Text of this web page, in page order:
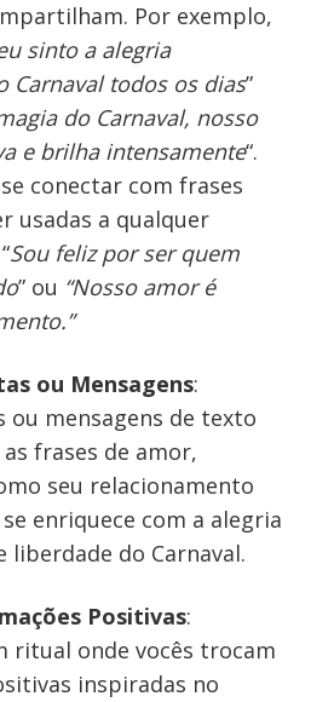
Por exemplo,
sinto a alegria
Carnaval todos os dias”
do Carnaval, nosso
e brilha intensamente“.
conectar com frases
usadas a qualquer
Sou feliz por ser quem
” ou “Nosso amor é
ou Mensagens:
ou mensagens de texto
frases de amor,
seu relacionamento
enriquece com a alegria
liberdade do Carnaval.
Positivas:
ritual onde vocês trocam
inspiradas no